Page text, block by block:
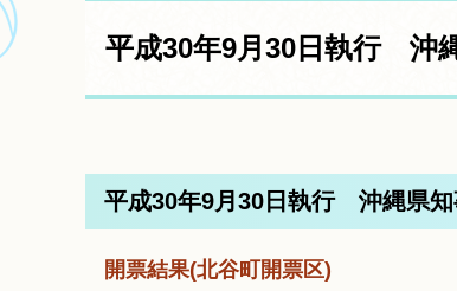
平成30年9月30日執行 沖
平成30年9月30日執行 沖縄県知
開票結果(北谷町開票区)